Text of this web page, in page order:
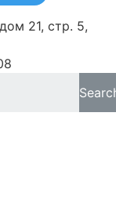
21, стр. 5,